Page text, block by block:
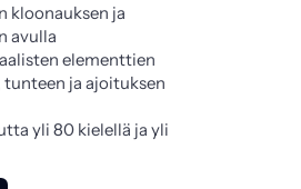
kloonauksen ja
avulla
elementtien
tunteen ja ajoituksen
yli 80 kielellä ja yli